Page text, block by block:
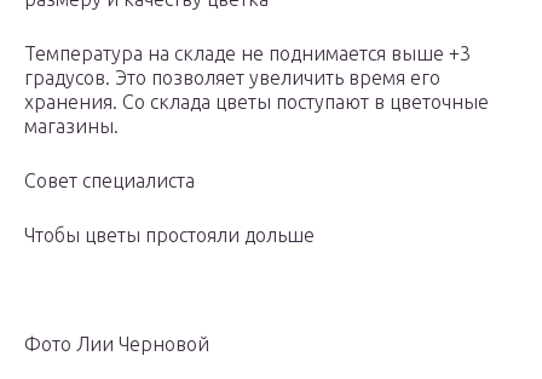
Температура на складе не поднимается выше +3
градусов. Это позволяет увеличить время его
хранения. Со склада цветы поступают в цветочные
магазины.
Совет специалиста
Чтобы цветы простояли дольше
Фото Лии Черновой